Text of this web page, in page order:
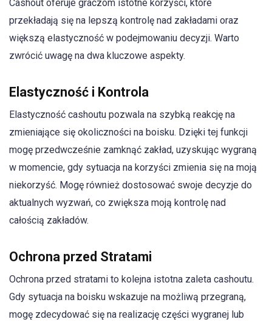
Cashout oferuje graczom istotne korzyści, które
przekładają się na lepszą kontrolę nad zakładami oraz
większą elastyczność w podejmowaniu decyzji. Warto
zwrócić uwagę na dwa kluczowe aspekty.
Elastyczność i Kontrola
Elastyczność cashoutu pozwala na szybką reakcję na
zmieniające się okoliczności na boisku. Dzięki tej funkcji
mogę przedwcześnie zamknąć zakład, uzyskując wygraną
w momencie, gdy sytuacja na korzyści zmienia się na moją
niekorzyść. Mogę również dostosować swoje decyzje do
aktualnych wyzwań, co zwiększa moją kontrolę nad
całością zakładów.
Ochrona przed Stratami
Ochrona przed stratami to kolejna istotna zaleta cashoutu.
Gdy sytuacja na boisku wskazuje na możliwą przegraną,
mogę zdecydować się na realizację części wygranej lub